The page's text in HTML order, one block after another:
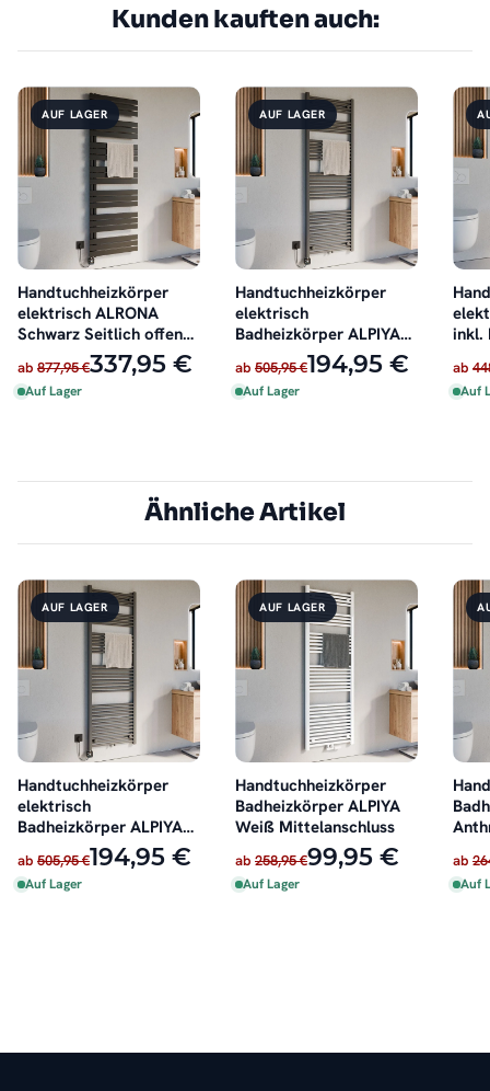
Kunden kauften auch:
AUF LAGER
Handtuchheizkörper
elektrisch ALRONA
Schwarz Seitlich offen
inkl. Heizstab
ab 877,95 €337,95 €
Auf Lager
AUF LAGER
Handtuchheizkörper
elektrisch
Badheizkörper ALPIYA
Anthrazit inkl. Heizstab
ab 505,95 €194,95 €
Auf Lager
inkl.
ab
Auf
Ähnliche Artikel
AUF LAGER
Handtuchheizkörper
elektrisch
Badheizkörper ALPIYA
Anthrazit inkl. Heizstab
ab 505,95 €194,95 €
Auf Lager
AUF LAGER
Handtuchheizkörper
Badheizkörper ALPIYA
Weiß Mittelanschluss
ab 258,95 €99,95 €
Auf Lager
ab
Auf